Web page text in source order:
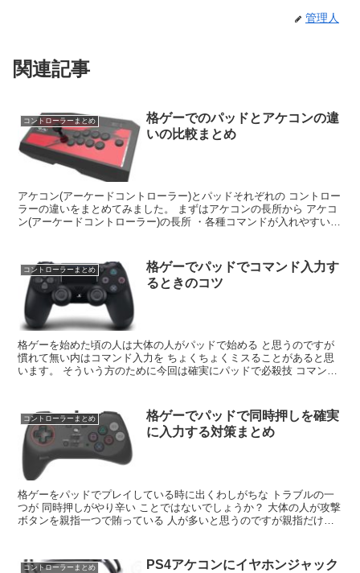
管理人
関連記事
コントローラーまとめ
格ゲーでのパッドとアケコンの違
いの比較まとめ
アケコン(アーケードコントローラー)とパッドそれぞれの コントロー
ラーの違いをまとめてみました。 まずはアケコンの長所から アケコ
ン(アーケードコントローラー)の長所 ・各種コマンドが入れやすい
コントローラーまとめ
格ゲーでパッドでコマンド入力す
るときのコツ
格ゲーを始めた頃の人は大体の人がパッドで始める と思うのですが
慣れて無い内はコマンド入力を ちょくちょくミスることがあると思
います。 そういう方のために今回は確実にパッドで必殺技 コマンド
コントローラーまとめ
格ゲーでパッドで同時押しを確実
に入力する対策まとめ
格ゲーをパッドでプレイしている時に出くわしがちな トラブルの一
つが 同時押しがやり辛い ことではないでしょうか？ 大体の人が攻撃
ボタンを親指一つで賄っている 人が多いと思うのですが親指だけだ
コントローラーまとめ
PS4アケコンにイヤホンジャック